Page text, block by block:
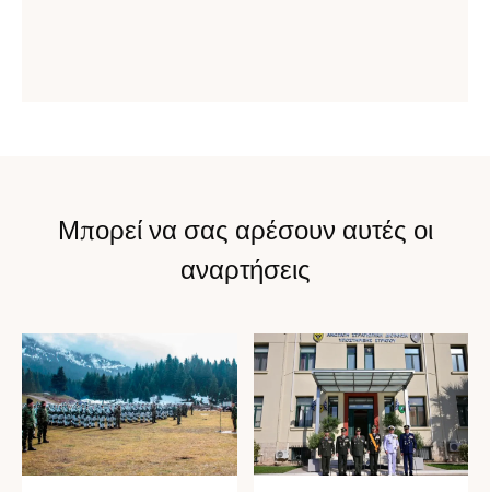
Μπορεί να σας αρέσουν αυτές οι
αναρτήσεις